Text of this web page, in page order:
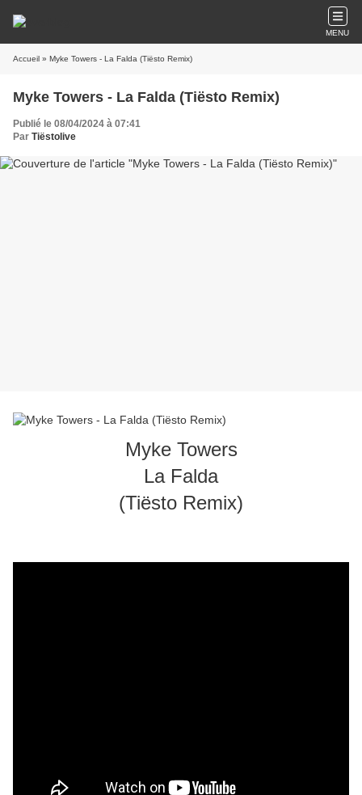
MENU
Accueil » Myke Towers - La Falda (Tiësto Remix)
Myke Towers - La Falda (Tiësto Remix)
Publié le 08/04/2024 à 07:41
Par Tiëstolive
Myke Towers
La Falda
(Tiësto Remix)